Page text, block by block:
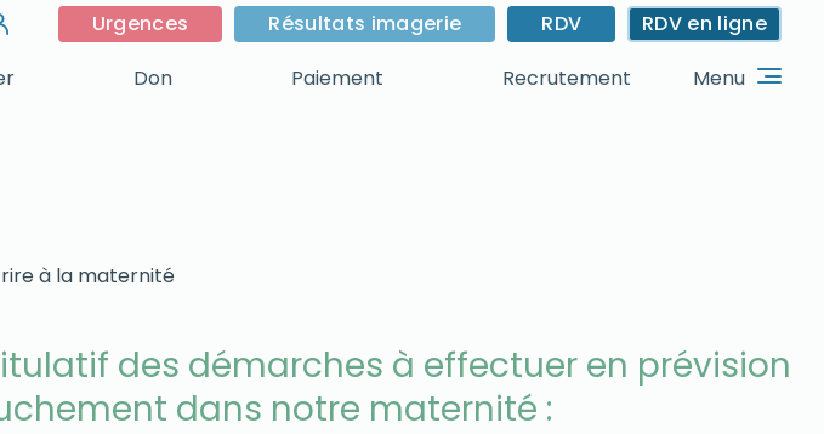
Urgences Résultats imagerie RDV
RDV en ligne
Don Paiement Recrutement Menu
à la maternité
des démarches à effectuer en prévision
dans notre maternité :